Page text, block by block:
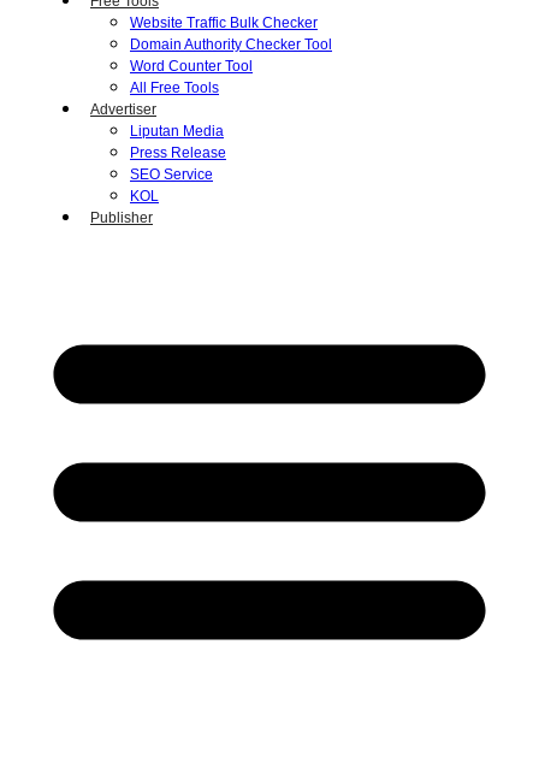
Website Traffic Bulk Checker
Domain Authority Checker Tool
Word Counter Tool
All Free Tools
Advertiser
Liputan Media
Press Release
SEO Service
KOL
Publisher